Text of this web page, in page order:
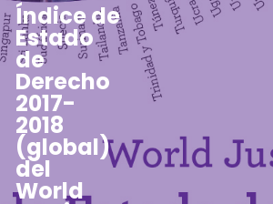
Índice de
Estado
de
Derecho
2017-
2018
(global)
del
World